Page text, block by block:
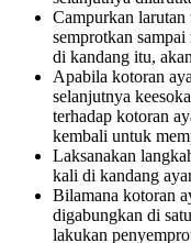
Campurkan larutan
semprotkan
di kandang itu,
Apabila kotoran
selanjutnya
terhadap kotoran
kembali untuk
Laksanakan
kali di kandang
Bilamana kotoran
digabungkan di
lakukan